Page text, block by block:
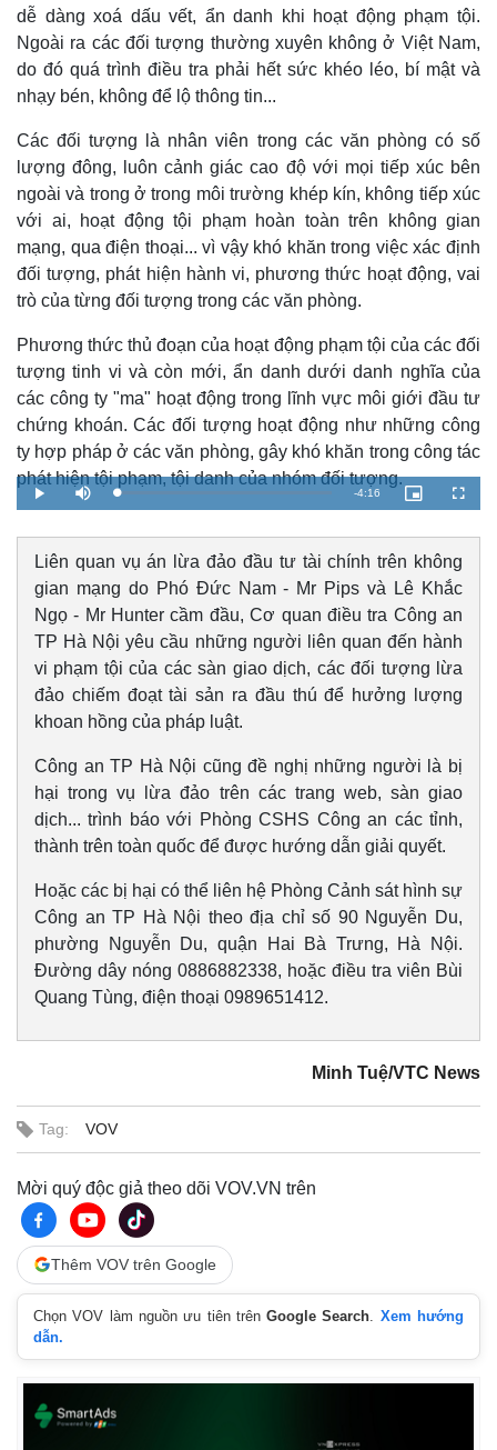
Kinh tế
Khởi nghiệp
Thị trường
Tiêu dùng
Tỷ giá
Chứng khoán
Giá cà phê
dễ dàng xoá dấu vết, ẩn danh khi hoạt động phạm tội.
Ngoài ra các đối tượng thường xuyên không ở Việt Nam,
do đó quá trình điều tra phải hết sức khéo léo, bí mật và
nhạy bén, không để lộ thông tin...
Các đối tượng là nhân viên trong các văn phòng có số
lượng đông, luôn cảnh giác cao độ với mọi tiếp xúc bên
ngoài và trong ở trong môi trường khép kín, không tiếp xúc
với ai, hoạt động tội phạm hoàn toàn trên không gian
mạng, qua điện thoại... vì vậy khó khăn trong việc xác định
đối tượng, phát hiện hành vi, phương thức hoạt động, vai
trò của từng đối tượng trong các văn phòng.
Phương thức thủ đoạn của hoạt động phạm tội của các đối
tượng tinh vi và còn mới, ẩn danh dưới danh nghĩa của
các công ty "ma" hoạt động trong lĩnh vực môi giới đầu tư
chứng khoán. Các đối tượng hoạt động như những công
ty hợp pháp ở các văn phòng, gây khó khăn trong công tác
phát hiện tội phạm, tội danh của nhóm đối tượng.
P
l
M
u
L
e
:
.
2
5
%
R
m
a
n
i
T
i
e
-4:16
P
i
r
e
-
P
c
u
e
F
u
r
e
n
Liên quan vụ án lừa đảo đầu tư tài chính trên không
gian mạng do Phó Đức Nam - Mr Pips và Lê Khắc
Ngọ - Mr Hunter cầm đầu, Cơ quan điều tra Công an
TP Hà Nội yêu cầu những người liên quan đến hành
vi phạm tội của các sàn giao dịch, các đối tượng lừa
đảo chiếm đoạt tài sản ra đầu thú để hưởng lượng
khoan hồng của pháp luật.
Công an TP Hà Nội cũng đề nghị những người là bị
hại trong vụ lừa đảo trên các trang web, sàn giao
dịch... trình báo với Phòng CSHS Công an các tỉnh,
thành trên toàn quốc để được hướng dẫn giải quyết.
Hoặc các bị hại có thể liên hệ Phòng Cảnh sát hình sự
Công an TP Hà Nội theo địa chỉ số 90 Nguyễn Du,
phường Nguyễn Du, quận Hai Bà Trưng, Hà Nội.
Đường dây nóng 0886882338, hoặc điều tra viên Bùi
Quang Tùng, điện thoại 0989651412.
Minh Tuệ/VTC News
Tag: VOV
Mời quý độc giả theo dõi VOV.VN trên
Thêm VOV trên Google
Chọn VOV làm nguồn ưu tiên trênGoogle Search
Xem hướng
dẫn.